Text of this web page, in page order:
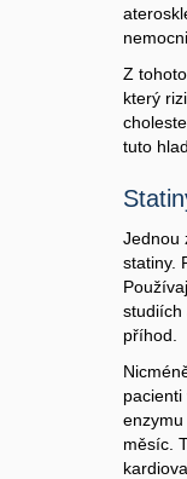
Z
který
tuto
Jednou
statiny.
studiích
příhod.
měsíc.